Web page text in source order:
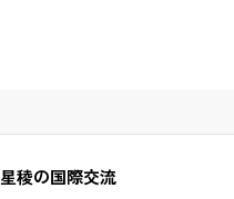
星稜の国際交流